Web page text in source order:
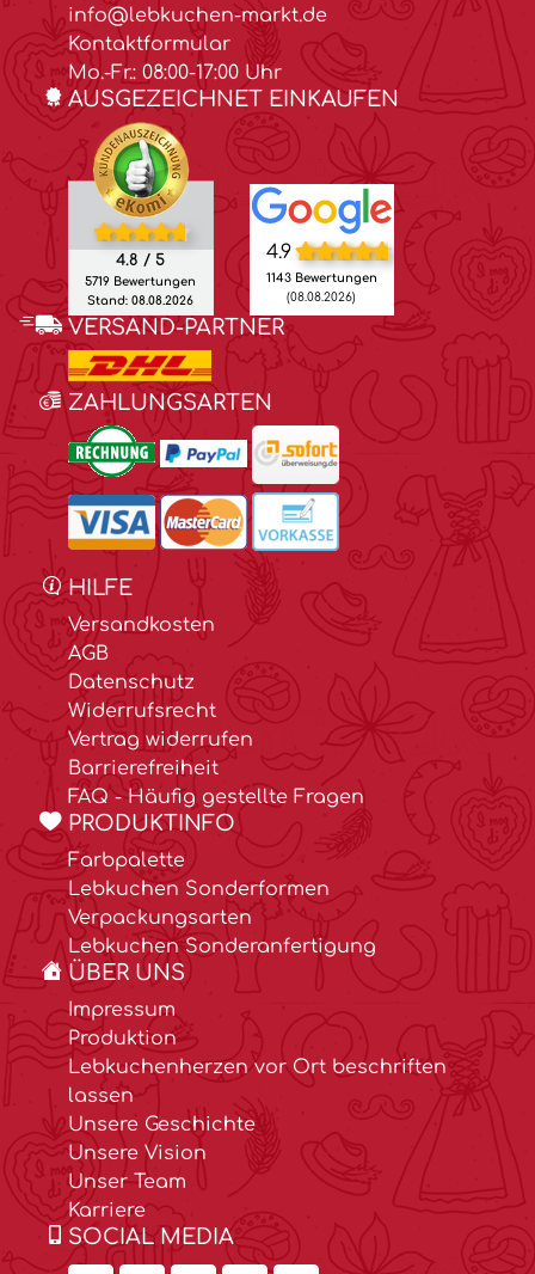
info@lebkuchen-markt.de
Kontaktformular
Mo.-Fr.: 08:00-17:00 Uhr
AUSGEZEICHNET EINKAUFEN
4.8 / 5
5719 Bewertungen
Stand: 08.08.2026
4.9
1143 Bewertungen
(08.08.2026)
VERSAND-PARTNER
ZAHLUNGSARTEN
HILFE
Versandkosten
AGB
Datenschutz
Widerrufsrecht
Vertrag widerrufen
Barrierefreiheit
FAQ - Häufig gestellte Fragen
PRODUKTINFO
Farbpalette
Lebkuchen Sonderformen
Verpackungsarten
Lebkuchen Sonderanfertigung
ÜBER UNS
Impressum
Produktion
Lebkuchenherzen vor Ort beschriften
lassen
Unsere Geschichte
Unsere Vision
Unser Team
Karriere
SOCIAL MEDIA